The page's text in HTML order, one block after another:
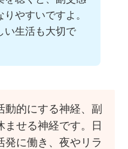
やすいですよ。
い生活も大切で
動的にする神経、副
ませる神経です。日
発に働き、夜やリラ